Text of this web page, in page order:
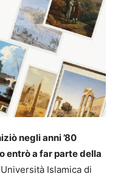
negli anni ’80
entrò a far parte della
Islamica di